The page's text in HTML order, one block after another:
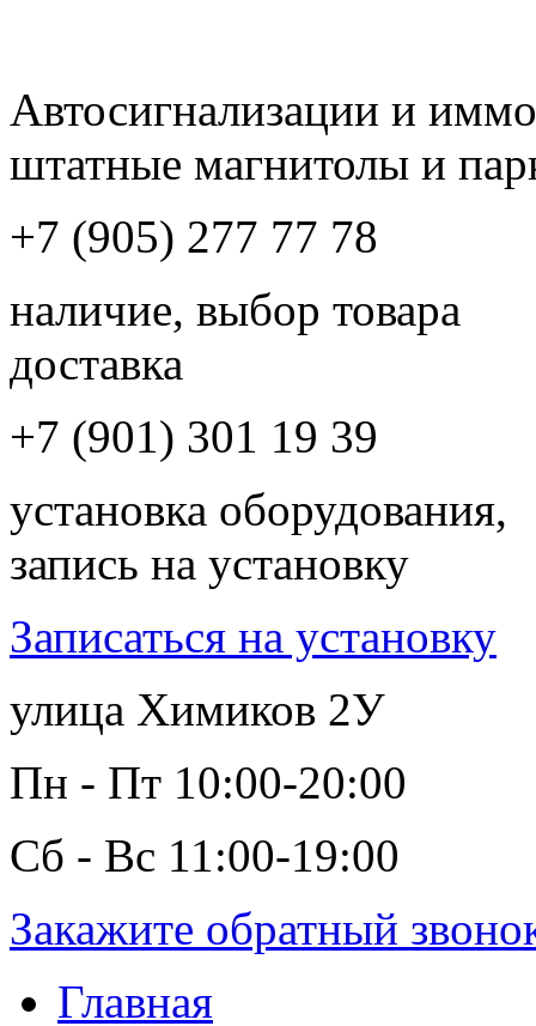
Автосигнализации и
штатные магнитолы и
+7 (905) 277 77 78
наличие, выбор товара
доставка
+7 (901) 301 19 39
установка оборудования,
запись на установку
Записаться на установку
улица Химиков 2У
Пн - Пт 10:00-20:00
Сб - Вс 11:00-19:00
Закажите обратный
Главная